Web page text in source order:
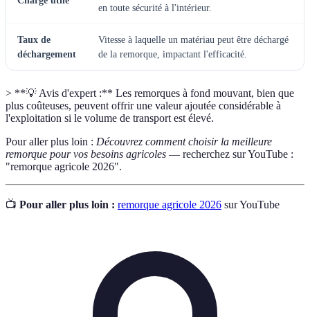
en toute sécurité à l'intérieur.
Taux de
déchargement
Vitesse à laquelle un matériau peut être déchargé
de la remorque, impactant l'efficacité.
> **💡 Avis d'expert :** Les remorques à fond mouvant, bien que
plus coûteuses, peuvent offrir une valeur ajoutée considérable à
l'exploitation si le volume de transport est élevé.
Pour aller plus loin : Découvrez comment choisir la meilleure
remorque pour vos besoins agricoles — recherchez sur YouTube :
"remorque agricole 2026".
📺 Pour aller plus loin : remorque agricole 2026 sur YouTube